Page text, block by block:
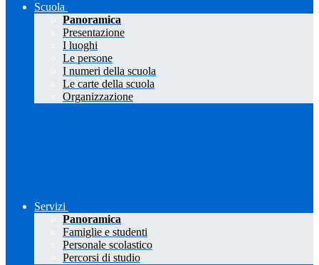
Scuola
Panoramica
Presentazione
I luoghi
Le persone
I numeri della scuola
Le carte della scuola
Organizzazione
Servizi
Panoramica
Famiglie e studenti
Personale scolastico
Percorsi di studio